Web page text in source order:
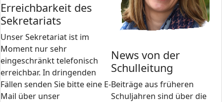
Erreichbarkeit des
Sekretariats
Unser Sekretariat ist im
Moment nur sehr
eingeschränkt telefonisch
erreichbar. In dringenden
Fällen senden Sie bitte eine E-
Mail über unser
News von der
Schulleitung
Beiträge aus früheren
Schuljahren sind über die